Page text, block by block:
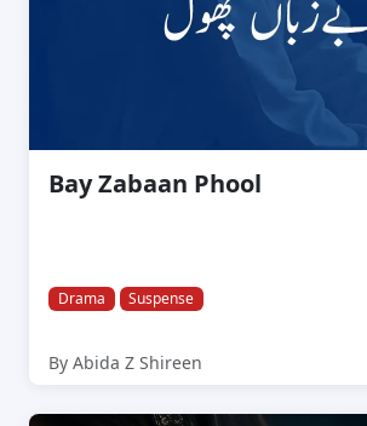
Bay Zabaan Phool
Drama Suspense
By Abida Z Shireen